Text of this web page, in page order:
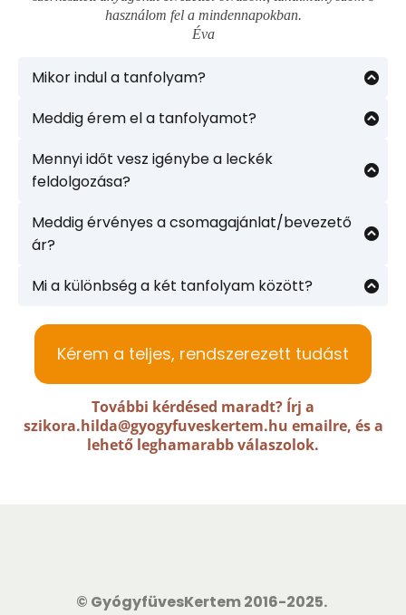
használom fel a mindennapokban.
Éva
Mikor indul a tanfolyam?
hozzáférést kapsz a visszaigazoló levélben leírt
technikai problémád van, jelezd a
szikora.hilda@gyogyfuveskertem.hu
Jelenleg aGyógynövényismeret tanfolyam
modulját éred el. A további leckék 2025
decembertől kerülnek feltöltésre.
Az
Meddig érem el a tanfolyamot?
hozzáférést kapsz, így tetszőleges ütemben
sajátíthatod el a tudásanyagot, és később is
Mennyi időt vesz igénybe a leckék
feldolgozása?
módszereidtől függően 20-60 percet vesz igénybe.
Meddig érvényes a csomagajánlat/bevezető
ár?
leckéjének feltöltéséig érvényes.
Mi a különbség a két tanfolyam között?
gyógynövényekre, a gyógynövényekben található
hatóanyagokra, valamint az energetikai rendszer
megismerésén keresztül a gyógynövények
személyre szabott alkalmazására koncentrál.
Otthoni fitoterápiatanfolyam 24 gyakori
panasz holisztikus és tradicionális energetikai
bemutatására és az ennek megfelelően
alkalmazható gyógynövényekre koncentrál.
Kérem a teljes, rendszerezett tudást
További kérdésed maradt? Írj a
szikora.hilda@gyogyfuveskertem.hu emailre, és a
lehető leghamarabb válaszolok.
© GyógyfüvesKertem 2016-2025.